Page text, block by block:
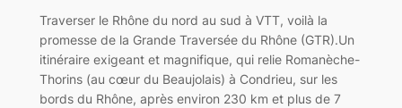
Traverser le Rhône du nord au sud à VTT, voilà la
promesse de la Grande Traversée du Rhône (GTR).Un
itinéraire exigeant et magnifique, qui relie Romanèche-
Thorins (au cœur du Beaujolais) à Condrieu, sur les
bords du Rhône, après environ 230 km et plus de 7